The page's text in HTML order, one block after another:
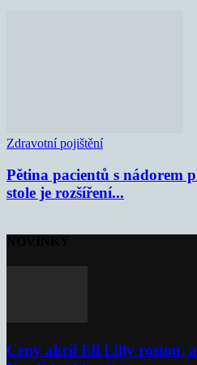
Zdravotní pojištění
Pětina pacientů s nádorem
stole je rozšíření...
Ceny akcií Eli Lilly rostou,